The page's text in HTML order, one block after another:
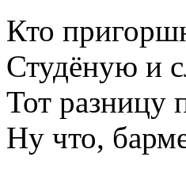
Кто
Студёную и
Тот разницу
Ну что,